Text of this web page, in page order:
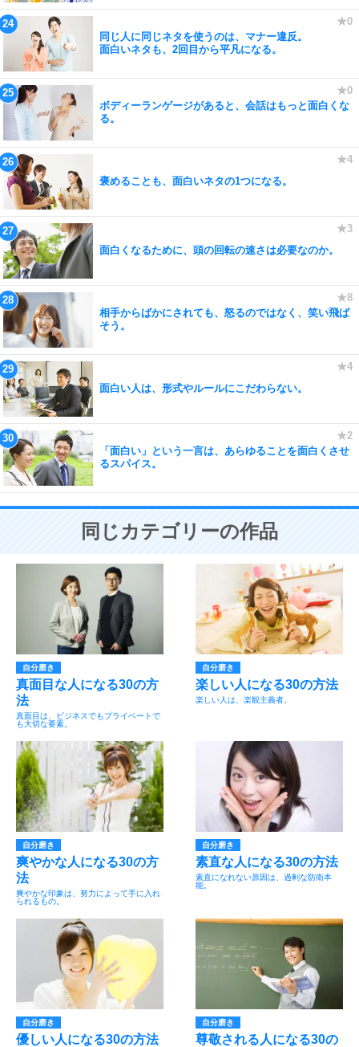
同じ人に同じネタを使うのは、マナー違反。
面白いネタも、2回目から平凡になる。
ボディーランゲージがあると、会話はもっと面白くな
る。
褒めることも、面白いネタの1つになる。
面白くなるために、頭の回転の速さは必要なのか。
相手からばかにされても、怒るのではなく、笑い飛ば
そう。
面白い人は、形式やルールにこだわらない。
「面白い」という一言は、あらゆることを面白くさせ
るスパイス。
同じカテゴリーの作品
自分磨き
真面目な人になる30の方
法
真面目は、ビジネスでもプライベートで
も大切な要素。
自分磨き
楽しい人になる30の方法
楽しい人は、楽観主義者。
自分磨き
爽やかな人になる30の方
法
爽やかな印象は、努力によって手に入れ
られるもの。
自分磨き
素直な人になる30の方法
素直になれない原因は、過剰な防衛本
能。
自分磨き
優しい人になる30の方法
自分磨き
尊敬される人になる30の